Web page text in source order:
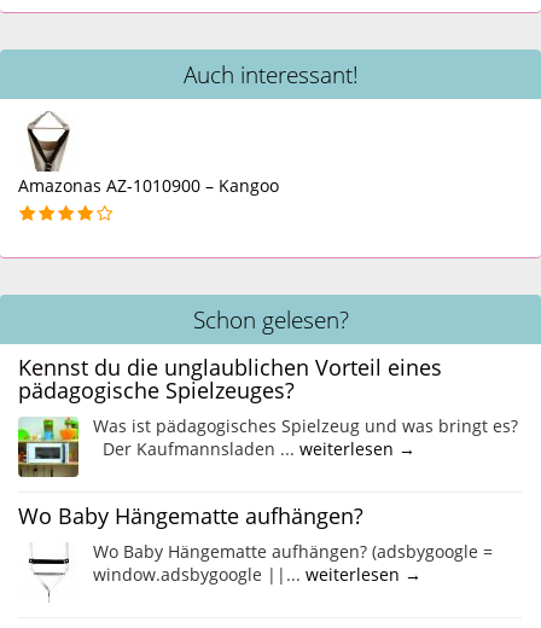
Auch interessant!
Amazonas AZ-1010900 – Kangoo
Schon gelesen?
Kennst du die unglaublichen Vorteil eines
pädagogische Spielzeuges?
Was ist pädagogisches Spielzeug und was bringt es?
Der Kaufmannsladen ... weiterlesen →
Wo Baby Hängematte aufhängen?
Wo Baby Hängematte aufhängen? (adsbygoogle =
window.adsbygoogle ||... weiterlesen →